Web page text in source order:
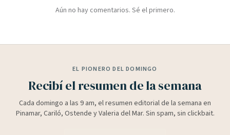
Aún no hay comentarios. Sé el primero.
EL PIONERO DEL DOMINGO
Recibí el resumen de la semana
Cada domingo a las 9 am, el resumen editorial de la semana en
Pinamar, Cariló, Ostende y Valeria del Mar. Sin spam, sin clickbait.